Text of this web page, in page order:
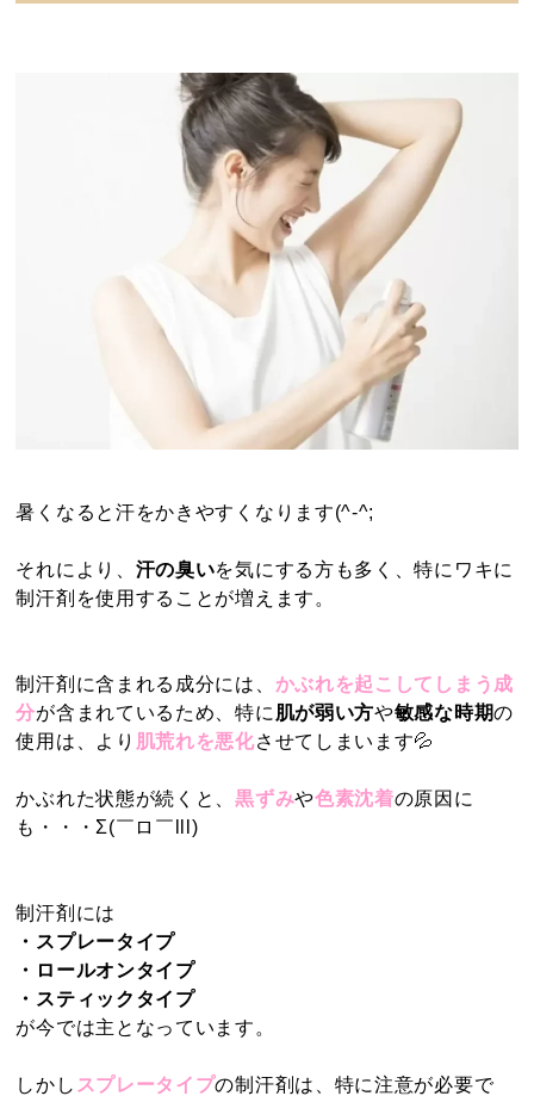
暑くなると汗をかきやすくなります(^-^;
それにより、 汗の臭いを気にする方も多く、特にワキに
制汗剤を使用することが増えます。
制汗剤に含まれる成分には、 かぶれを起こしてしまう成
分が含まれているため、特に 肌が弱い方や敏感な時期の
使用は、より 肌荒れを悪化させてしまいます💦
かぶれた状態が続くと、黒ずみや色素沈着の原因に
も・・・Σ(￣ロ￣lll)
制汗剤には
・スプレータイプ
・ロールオンタイプ
・スティックタイプ
が今では主となっています。
しかし スプレータイプの制汗剤は、特に注意が必要で